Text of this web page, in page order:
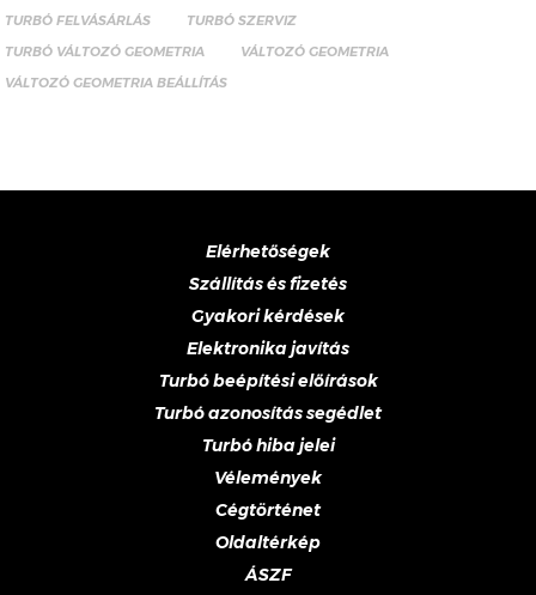
TURBÓ FELVÁSÁRLÁS
TURBÓ SZERVIZ
TURBÓ VÁLTOZÓ GEOMETRIA
VÁLTOZÓ GEOMETRIA
VÁLTOZÓ GEOMETRIA BEÁLLÍTÁS
Elérhetőségek
Szállítás és fizetés
Gyakori kérdések
Elektronika javítás
Turbó beépítési előírások
Turbó azonosítás segédlet
Turbó hiba jelei
Vélemények
Cégtörténet
Oldaltérkép
ÁSZF